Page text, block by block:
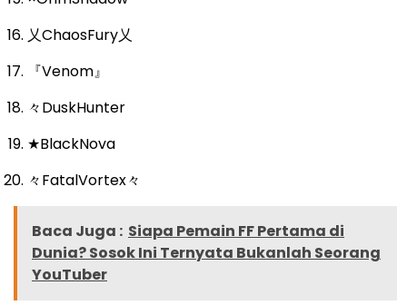
乂ChaosFury乂
『Venom』
々DuskHunter
★BlackNova
々FatalVortex々
Baca Juga : Siapa Pemain FF Pertama di
Dunia? Sosok Ini Ternyata Bukanlah Seorang
YouTuber